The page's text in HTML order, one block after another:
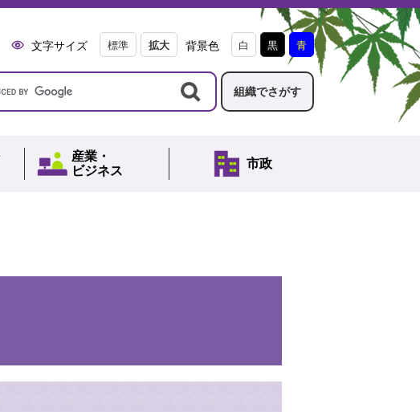
文字サイズ 標準 拡大 背景色 白 黒 青
組織でさがす
産業・
ビジネス
市政